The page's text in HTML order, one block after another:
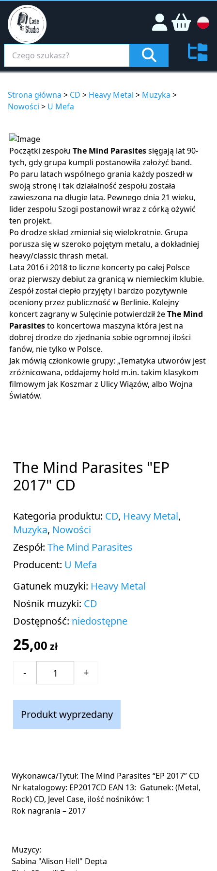
Strona główna > CD > Heavy Metal > Muzyka >
Nowości > U Mefa
Początki zespołuThe Mind Parasitessięgają lat 90-
tych, gdy grupa kumpli postanowiła założyć band.
Po paru latach wspólnego grania każdy poszedł w
swoją stronę i tak działalność zespołu została
zawieszona na długie lata. Pewnego dnia 21 wieku,
lider zespołu Szogi postanowił wraz z córką ożywić
ten projekt.
Po drodze skład zmieniał się wielokrotnie. Grupa
porusza się w szeroko pojętym metalu, a dokładniej
heavy/classic thrash metal.
Lata 2016 i 2018 to liczne koncerty po całej Polsce
oraz pierwszy debiut za granicą w niemieckim klubie.
Zespół został ciepło przyjęty i bardzo pozytywnie
oceniony przez publiczność w Berlinie. Kolejny
koncert zagrany w Sulęcinie potwierdził żeThe Mind
Parasitesto koncertowa maszyna która jest na
dobrej drodze do zjednania sobie ogromnej ilości
fanów, nie tylko w Polsce.
Jak mówią członkowie grupy: „Tematyka utworów jest
zróżnicowana, oddajemy hołd m.in. takim klasykom
filmowym jak Koszmar z Ulicy Wiązów, albo Wojna
Światów.
The Mind Parasites "EP
2017" CD
Kategoria produktu: CD, Heavy Metal,
Muzyka, Nowości
Zespół:The Mind Parasites
Producent: U Mefa
Gatunek muzyki: Heavy Metal
Nośnik muzyki: CD
Dostępność: niedostępne
25,00 zł
Produkt wyprzedany
Wykonawca/Tytuł: The Mind Parasites “EP 2017” CD
Nr katalogowy: EP2017CD EAN 13: Gatunek: (Metal,
Rock) CD, Jevel Case, ilość nośników: 1
Rok nagrania – 2017
Muzycy:
Sabina "Alison Hell" Depta